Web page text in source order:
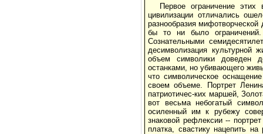
Первое ограничение
цивилизации отличались
разнообразия мифотворческой
бы то ни было ограничений.
Сознательными
десимволизация культурной
объем символики доведен
останками, но убивающего
что символическое
своем объеме. Портрет
патриотичес-ких маршей,
вот весьма небогатый
осиленный им к рубежу
знаковой рефлексии --
платка, свастику нацепить